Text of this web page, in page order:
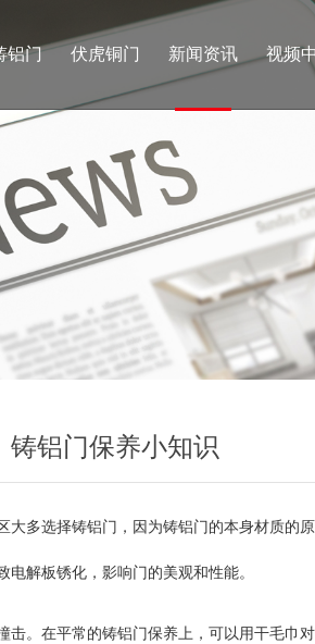
铝门 伏虎铜门 新闻资讯 视频
铸铝门保养小知识
选择铸铝门，因为铸铝门的本身材质的
解板锈化，影响门的美观和性能。
。在平常的铸铝门保养上，可以用干毛巾